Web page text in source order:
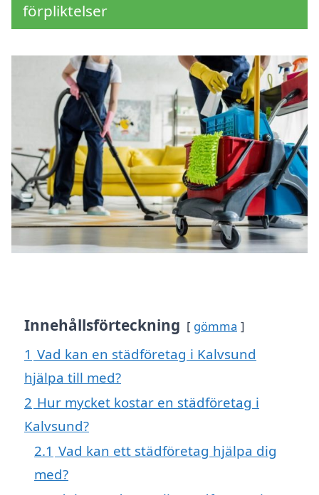
förpliktelser
Innehållsförteckning gömma
1 Vad kan en städföretag i Kalvsund
hjälpa till med?
2 Hur mycket kostar en städföretag i
Kalvsund?
2.1 Vad kan ett städföretag hjälpa dig
med?